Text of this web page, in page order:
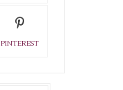
PINTEREST